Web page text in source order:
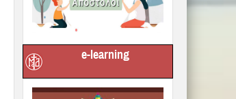
e-learning